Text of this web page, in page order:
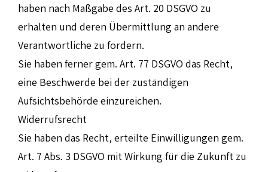
haben nach Maßgabe des Art. 20 DSGVO zu
erhalten und deren Übermittlung an andere
Verantwortliche zu fordern.
Sie haben ferner gem. Art. 77 DSGVO das Recht,
eine Beschwerde bei der zuständigen
Aufsichtsbehörde einzureichen.
Widerrufsrecht
Sie haben das Recht, erteilte Einwilligungen gem.
Art. 7 Abs. 3 DSGVO mit Wirkung für die Zukunft zu